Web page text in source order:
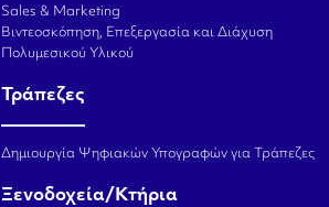
Sales & Marketing
Βιντεοσκόπηση, Επεξεργασία και Διάχυση
Πολυμεσικού Υλικού
Τράπεζες
Δημιουργία Ψηφιακών Υπογραφών για Τράπεζες
Ξενοδοχεία/Κτήρια